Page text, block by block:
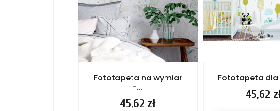
Fototapeta na wymiar
-...
Cena
45,62 zł
Fototapeta dla
Cena
45,62